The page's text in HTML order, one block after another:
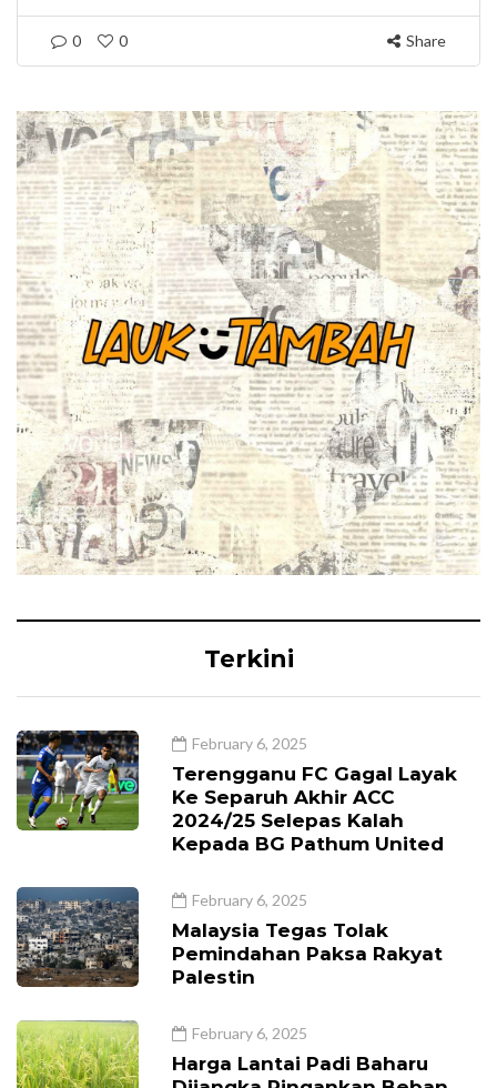
0 0 Share
Terkini
February 6, 2025
Terengganu FC Gagal Layak
Ke Separuh Akhir ACC
2024/25 Selepas Kalah
Kepada BG Pathum United
February 6, 2025
Malaysia Tegas Tolak
Pemindahan Paksa Rakyat
Palestin
February 6, 2025
Harga Lantai Padi Baharu